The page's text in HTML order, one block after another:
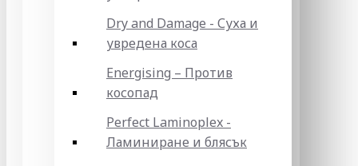
Dry and Damage - Суха и
увредена коса
Energising – Против
косопад
Perfect Laminoplex -
Ламиниране и блясък